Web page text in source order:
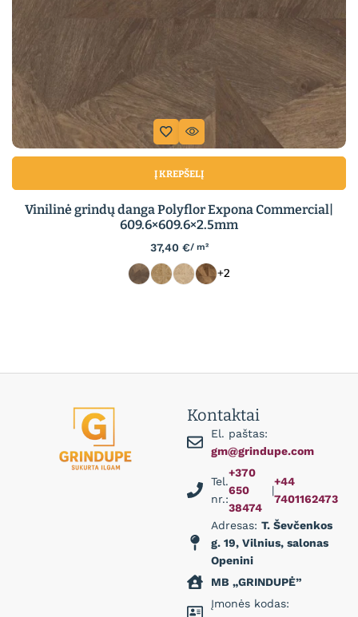
Į KREPŠELĮ
Vinilinė grindų danga Polyflor Expona Commercial|
609.6×609.6×2.5mm
37,40 €/ m²
+2
Kontaktai
El. paštas:
gm@grindupe.com
Tel.
nr.:
+370
650
38474
|
+44
7401162473
Adresas: T. Ševčenkos
g. 19, Vilnius, salonas
Openini
MB „GRINDUPĖ”
Įmonės kodas: